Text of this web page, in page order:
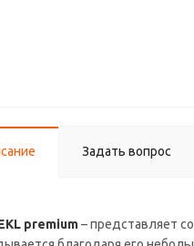
Задать вопрос
premium– представляет